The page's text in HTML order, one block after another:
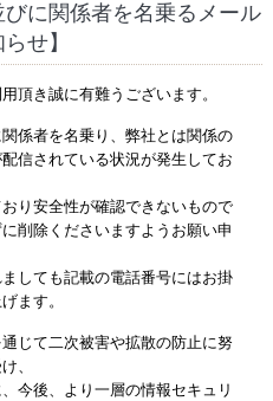
びに関係者を名乗るメール
せ】
頂き誠に有難うございます。
係者を名乗り、弊社とは関係の
信されている状況が発生してお
り安全性が確認できないもので
削除くださいますようお願い申
しても記載の電話番号にはお掛
ます。
じて二次被害や拡散の防止に努
、
今後、より一層の情報セキュリ